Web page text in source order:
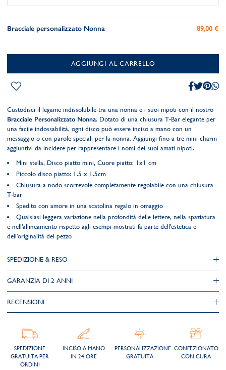
Bracciale personalizzato Nonna 89,00 €
AGGIUNGI AL CARRELLO
Custodisci il legame indissolubile tra una nonna e i suoi nipoti con il nostro
Bracciale Personalizzato Nonna. Dotato di una chiusura T-Bar elegante per
una facile indossabilità, ogni disco può essere inciso a mano con un
messaggio o con parole speciali per la nonna. Aggiungi fino a tre mini charm
aggiuntivi da incidere per rappresentare i nomi dei suoi amati nipoti.
Mini stella, Disco piatto mini, Cuore piatto: 1x1 cm
Piccolo disco piatto: 1.5 x 1.5cm
Chiusura a nodo scorrevole completamente regolabile con una chiusura
T-bar
Spedito con amore in una scatolina regalo in omaggio
Qualsiasi leggera variazione nella profondità delle lettere, nella spaziatura
e nell'allineamento rispetto agli esempi mostrati fa parte dell'estetica e
dell'originalità del pezzo
SPEDIZIONE & RESO
GARANZIA DI 2 ANNI
RECENSIONI
SPEDIZIONE
GRATUITA PER
ORDINI
INCISO A MANO
IN 24 ORE
PERSONALIZZAZIONE
GRATUITA
CONFEZIONATO
CON CURA